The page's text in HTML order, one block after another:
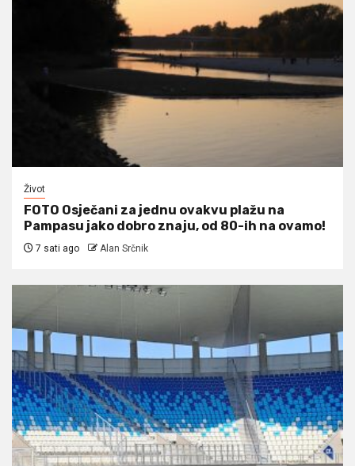
Život
FOTO Osječani za jednu ovakvu plažu na
Pampasu jako dobro znaju, od 80-ih na ovamo!
7 sati ago Alan Srčnik